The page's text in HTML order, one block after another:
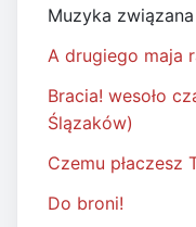
Muzyka
A drugiego maja
Bracia! wesoło
Ślązaków)
Czemu płaczesz
Do broni!